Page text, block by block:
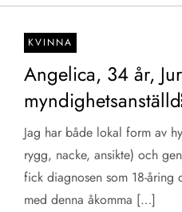
KVINNA
Angelica, 34 år,
Jag har både lokal form av
rygg, nacke, ansikte) och
fick diagnosen som 18-
med denna åkomma […]